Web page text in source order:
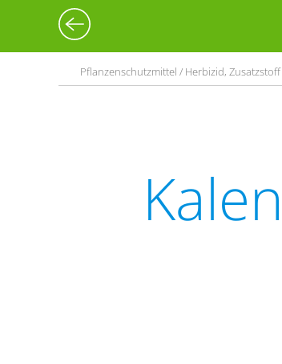
Pflanzenschutzmittel / Herbizid,